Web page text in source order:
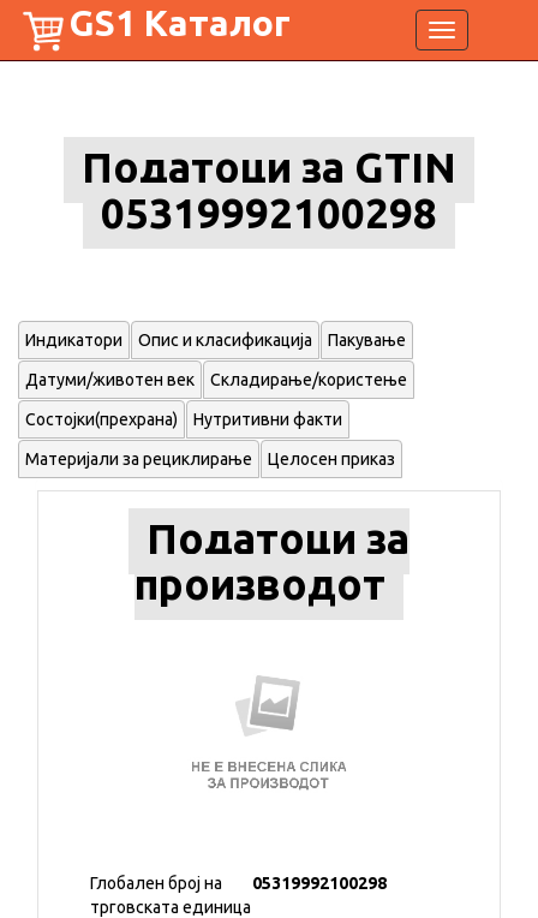
Toggle
navigation
GS1 Каталог
Податоци за GTIN
05319992100298
Индикатори Опис и класификација Пакување
Датуми/животен век Складирање/користење
Состојки(прехрана) Нутритивни факти
Материјали за рециклирање Целосен приказ
Податоци за
производот
Глобален број на
трговската единица
05319992100298